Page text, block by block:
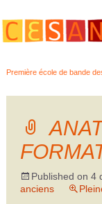
Première école de bande
au
Published on 4
anciens